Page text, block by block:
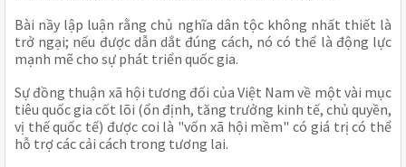
Bài nầy lập luận rằng chủ nghĩa dân tộc không nhất thiết là
trở ngại; nếu được dẫn dắt đúng cách, nó có thể là động lực
mạnh mẽ cho sự phát triển quốc gia.
Sự đồng thuận xã hội tương đối của Việt Nam về một vài mục
tiêu quốc gia cốt lõi (ổn định, tăng trưởng kinh tế, chủ quyền,
vị thế quốc tế) được coi là "vốn xã hội mềm" có giá trị có thể
hỗ trợ các cải cách trong tương lai.